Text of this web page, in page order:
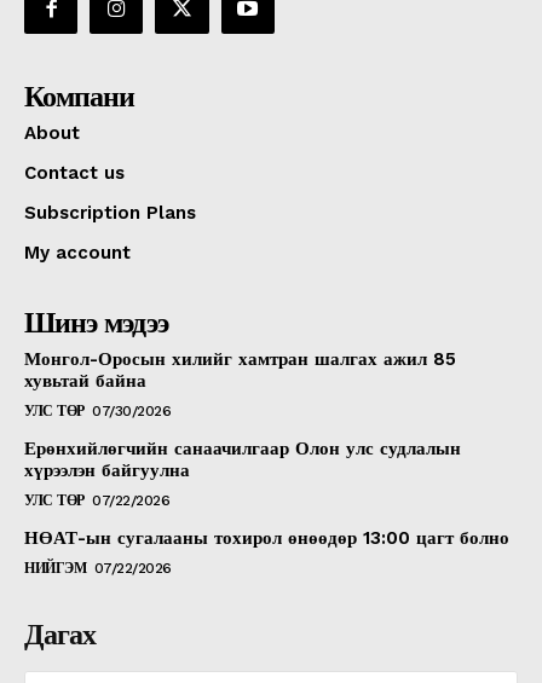
Компани
About
Contact us
Subscription Plans
My account
Шинэ мэдээ
Монгол-Оросын хилийг хамтран шалгах ажил 85
хувьтай байна
УЛС ТӨР 07/30/2026
Ерөнхийлөгчийн санаачилгаар Олон улс судлалын
хүрээлэн байгуулна
УЛС ТӨР 07/22/2026
НӨАТ-ын сугалааны тохирол өнөөдөр 13:00 цагт болно
НИЙГЭМ 07/22/2026
Дагах